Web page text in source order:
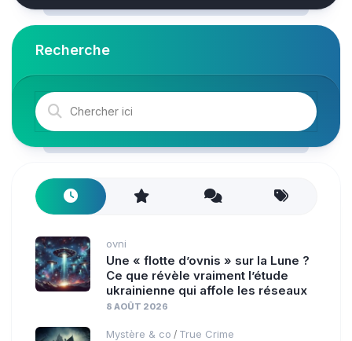
Recherche
ovni
Une « flotte d’ovnis » sur la Lune ?
Ce que révèle vraiment l’étude
ukrainienne qui affole les réseaux
8 AOÛT 2026
Mystère & co / True Crime